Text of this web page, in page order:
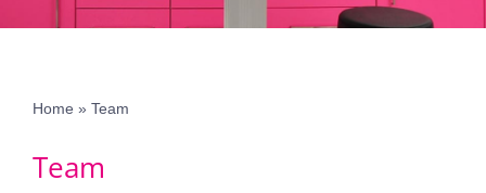
Erkrankungen
Überweisungspatienten
Neukunden
Home » Team
Team